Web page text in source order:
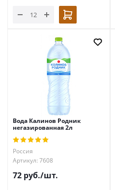
Вода Калинов Родник
негазированная 2л
Россия
Артикул: 7608
72 руб./шт.